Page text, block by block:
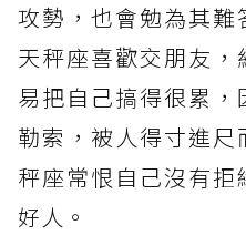
攻勢，也會勉為其難
天秤座喜歡交朋友
易把自己搞得很累
勒索，被人得寸進
秤座常恨自己沒有
好人。